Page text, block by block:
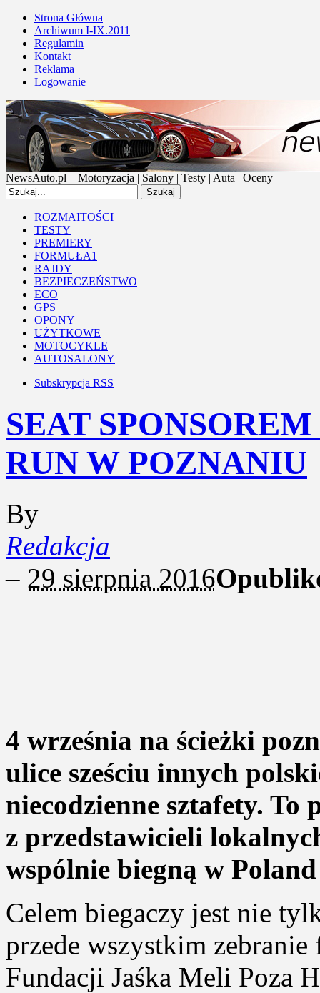
Strona Główna
Archiwum I-IX.2011
Regulamin
Kontakt
Reklama
Logowanie
NewsAuto.pl – Motoryzacja | Salony | Testy | Auta | Oceny
ROZMAITOŚCI
TESTY
PREMIERY
FORMUŁA1
RAJDY
BEZPIECZEŃSTWO
ECO
GPS
OPONY
UŻYTKOWE
MOTOCYKLE
AUTOSALONY
Subskrypcja RSS
SEAT
RUN W POZNANIU
By
Redakcja
– 29 sierpnia 2016
4 września na ścieżki
ulice sześciu innych
niecodzienne sztafety. To
z przedstawicieli
wspólnie biegną w
Celem biegaczy jest nie
przede wszystkim
Fundacji Jaśka Meli Poza